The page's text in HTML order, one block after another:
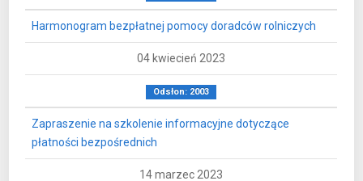
Harmonogram bezpłatnej pomocy doradców rolniczych
04 kwiecień 2023
Odsłon: 2003
Zapraszenie na szkolenie informacyjne dotyczące
płatności bezpośrednich
14 marzec 2023